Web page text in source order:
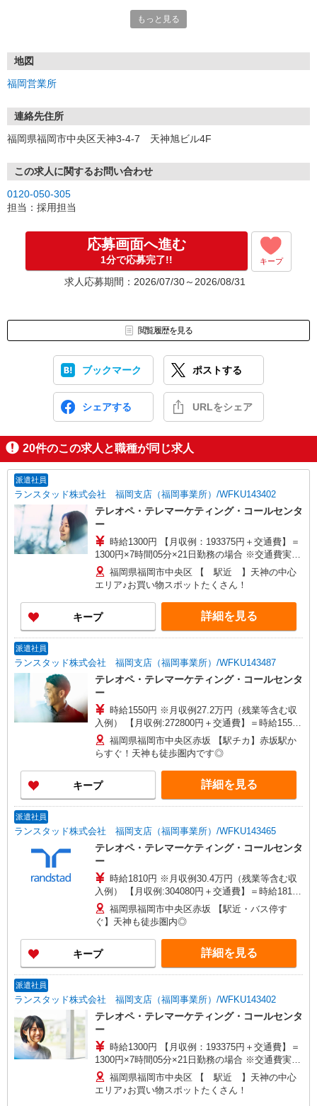
①応募から3営業日を目安に、メールorお電話でご連絡します。
★スマホでWEB面接（LINEなど）・出張面接・事務所面接と選べま
す
③面接実施（履歴書不要）
※ご希望があれば、職場見学の調整もOKです！
お気軽にご応募ください♪
もっと見る
地図
福岡営業所
連絡先住所
福岡県福岡市中央区天神3-4-7 天神旭ビル4F
この求人に関するお問い合わせ
0120-050-305
担当：採用担当
応募画面へ進む
1分で応募完了!! キープ
求人応募期間：2026/07/30～2026/08/31
閲覧履歴を見る
ブックマーク ポストする
シェアする URLをシェア
20件のこの求人と職種が同じ求人
派遣社員
ランスタッド株式会社 福岡支店（福岡事業所）/WFKU143402
テレオペ・テレマーケティング・コールセンタ
ー
時給1300円 【月収例：193375円＋交通費】＝
1300円×7時間05分×21日勤務の場合 ※交通費実費
支給／当社規定あり。 研修時給1300円 ※8/12?
8/14までの3日間
福岡県福岡市中央区 【 駅近 】天神の中心
エリア♪お買い物スポットたくさん！
キープ 詳細を見る
派遣社員
ランスタッド株式会社 福岡支店（福岡事業所）/WFKU143487
テレオペ・テレマーケティング・コールセンタ
ー
時給1550円 ※月収例27.2万円（残業等含む収
入例） 【月収例:272800円＋交通費】＝時給1550
円×8時間×22日勤務の場合 ★3ヶ月ご在籍でお祝
い金5万もGET！他の手当も♪（規定あり） ※交通
費実費支給／当社規定あり。 研修時給1550円 ※1
ヶ月、9-18時、土日休み
福岡県福岡市中央区赤坂 【駅チカ】赤坂駅か
らすぐ！天神も徒歩圏内です◎
キープ 詳細を見る
派遣社員
ランスタッド株式会社 福岡支店（福岡事業所）/WFKU143465
テレオペ・テレマーケティング・コールセンタ
ー
時給1810円 ※月収例30.4万円（残業等含む収
入例） 【月収例:304080円＋交通費】＝時給1810
円×8時間×21日勤務の場合 ※交通費実費支給／当
社規定あり。 研修時給1810円 ※座学および
OJT 6週間程度を予定
福岡県福岡市中央区赤坂 【駅近・バス停す
ぐ】天神も徒歩圏内◎
キープ 詳細を見る
派遣社員
ランスタッド株式会社 福岡支店（福岡事業所）/WFKU143402
テレオペ・テレマーケティング・コールセンタ
ー
時給1300円 【月収例：193375円＋交通費】＝
1300円×7時間05分×21日勤務の場合 ※交通費実費
支給／当社規定あり。 研修時給1300円 ※8/12?
8/14までの3日間
福岡県福岡市中央区 【 駅近 】天神の中心
エリア♪お買い物スポットたくさん！